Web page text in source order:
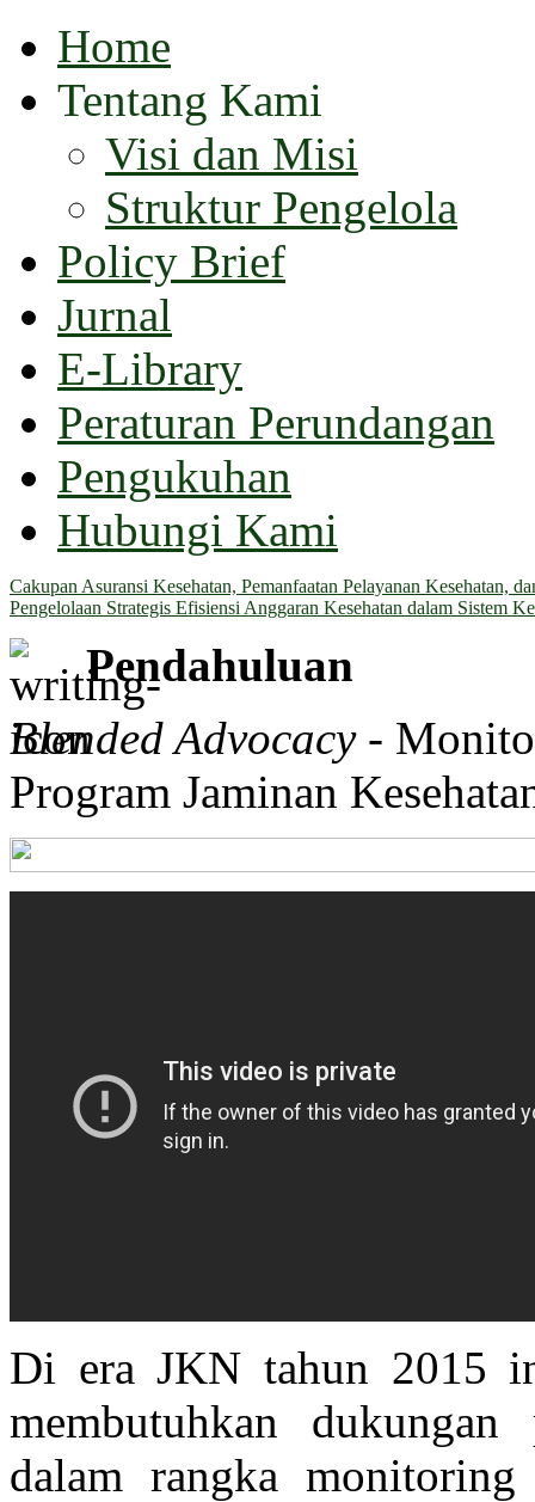
Home
Tentang Kami
Visi dan Misi
Struktur Pengelola
Policy Brief
Jurnal
E-Library
Peraturan Perundangan
Pengukuhan
Hubungi Kami
Cakupan Asuransi Kesehatan, Pemanfaatan Pelayanan Kesehatan,
Pengelolaan Strategis Efisiensi Anggaran Kesehatan dalam Sistem
Pendahuluan
Blended Advocacy-
Program Jaminan
Di era JKN tahun 2015
membutuhkan
dalam rangka